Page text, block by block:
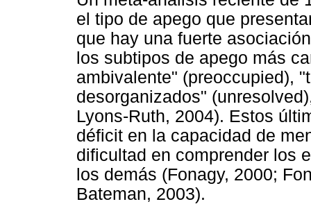
el tipo de apego que
que hay una fuerte
los subtipos de apego más
ambivalente" (preoccupied),
desorganizados"
Lyons-Ruth, 2004). Estos
déficit en la capacidad de
dificultad en comprender los
los demás (Fonagy, 2000;
Bateman, 2003).